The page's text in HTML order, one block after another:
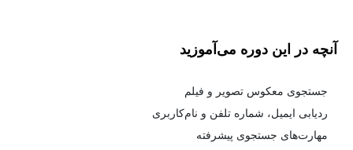
آنچه در این دوره می‌آموزید
جستجوی معکوس تصویر و فیلم
ردیابی ایمیل، شماره تلفن و نام‌کاربری
مهارت‌های جستجوی پیشرفته